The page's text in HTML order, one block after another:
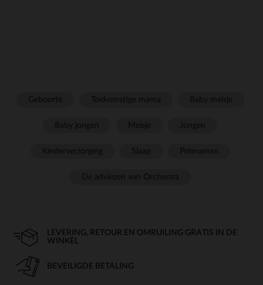
LEVERING, RETOUR EN OMRUILING GRATIS IN DE
WINKEL
BEVEILIGDE BETALING